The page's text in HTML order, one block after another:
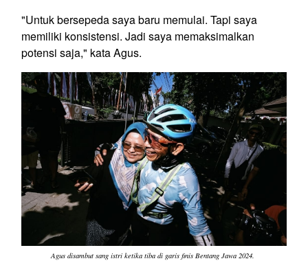
"Untuk bersepeda saya baru memulai. Tapi saya
memiliki konsistensi. Jadi saya memaksimalkan
potensi saja," kata Agus.
Agus disambut sang istri ketika tiba di garis finis Bentang Jawa 2024.